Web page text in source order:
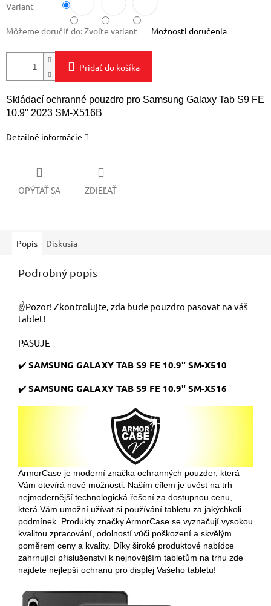
Variant
Môžeme doručiť do:Zvoľte variant Možnosti doručenia
Pridať do košíka
Skládací ochranné pouzdro pro Samsung Galaxy Tab S9 FE
10.9" 2023 SM-X516B
Detailné informácie
OPÝTAŤ SA ZDIEĽAŤ
Popis Diskusia
Podrobný popis
☝️Pozor! Zkontrolujte, zda bude pouzdro pasovat na váš
tablet!
PASUJE
✔️ SAMSUNG GALAXY TAB S9 FE 10.9" SM-X510
✔️ SAMSUNG GALAXY TAB S9 FE 10.9" SM-X516
ArmorCase je moderní značka ochranných pouzder, která
Vám otevírá nové možnosti. Naším cílem je uvést na trh
nejmodernější technologická řešení za dostupnou cenu,
která Vám umožní užívat si používání tabletu za jakýchkoli
podmínek. Produkty značky ArmorCase se vyznačují vysokou
kvalitou zpracování, odolností vůči poškození a skvělým
poměrem ceny a kvality. Díky široké produktové nabídce
zahrnující příslušenství k nejnovějším tabletům na trhu zde
najdete nejlepší ochranu pro displej Vašeho tabletu!